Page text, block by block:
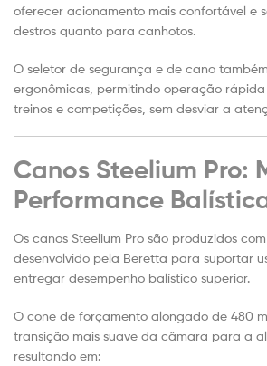
oferecer acionamento mais confortável e
destros quanto para canhotos.
O seletor de segurança e de cano
ergonômicas, permitindo operação
treinos e competições, sem desviar a
Canos Steelium Pro:
Performance
Os canos Steelium Pro são produzidos
desenvolvido pela Beretta para suportar
entregar desempenho balístico superior.
O cone de forçamento alongado de 480
transição mais suave da câmara para a
resultando em: